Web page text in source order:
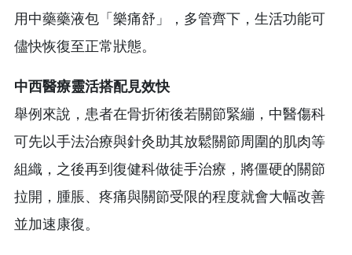
用中藥藥液包「樂痛舒」，多管齊下，生活功能可
儘快恢復至正常狀態。
中西醫療靈活搭配見效快
舉例來說，患者在骨折術後若關節緊繃，中醫傷科
可先以手法治療與針灸助其放鬆關節周圍的肌肉等
組織，之後再到復健科做徒手治療，將僵硬的關節
拉開，腫脹、疼痛與關節受限的程度就會大幅改善
並加速康復。